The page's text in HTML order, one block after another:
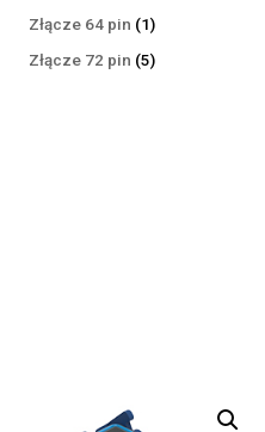
produkty
Złącze 64 pin 11
produkt
Złącze 72 pin 55